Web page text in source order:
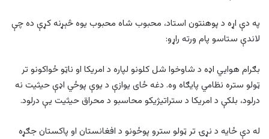
په دې اړه د پوهنتون استاد، محبوب شاه محبوب یوه څېړنه کړې ده چې
لاندې ستاسو پام ورته راړو:
بګرام هوايي اډه د شاوخوا شل کلونو لپاره د امریکا او ناټو ځواکونو تر
ټولو ستره نظامي پایګاه وه. دغه ځای یوازې د یوې پوځي اډې حیثیت نه
درلود، بلکې د امریکا د ستراتیژیکو محاسبو د محراق حیثیت یې درلود.
له دې ځایه د نړۍ تر ټولو سترو پوځونو د افغانستان او پاکستان جګړه